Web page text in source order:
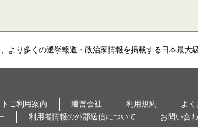
より多くの選挙報道・政治家情報を掲載する日本最大
ご利用案内 運営会社 利用規約
よく
利用者情報の外部送信について お問い合